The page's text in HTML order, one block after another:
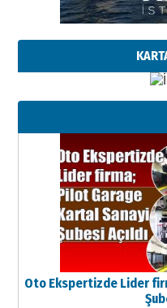
Oto Ekspertizde Lider